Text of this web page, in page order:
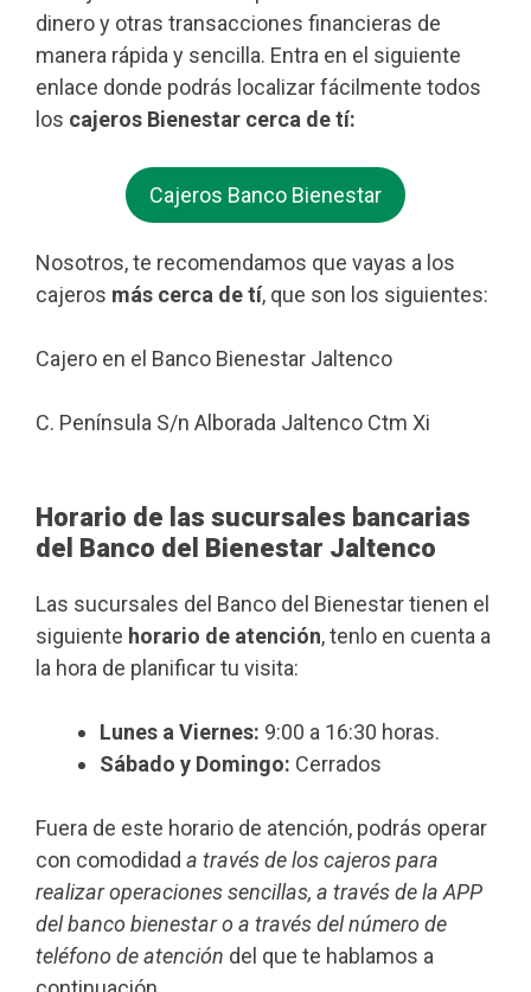
dinero y otras transacciones financieras de
manera rápida y sencilla. Entra en el siguiente
enlace donde podrás localizar fácilmente todos
los cajeros Bienestar cerca de tí:
Cajeros Banco Bienestar
Nosotros, te recomendamos que vayas a los
cajeros más cerca de tí, que son los siguientes:
Cajero en el Banco Bienestar Jaltenco
C. Península S/n Alborada Jaltenco Ctm Xi
Horario de las sucursales bancarias
del Banco del Bienestar Jaltenco
Las sucursales del Banco del Bienestar tienen el
siguiente horario de atención, tenlo en cuenta a
la hora de planificar tu visita:
Lunes a Viernes: 9:00 a 16:30 horas.
Sábado y Domingo: Cerrados
Fuera de este horario de atención, podrás operar
con comodidad a través de los cajeros para
realizar operaciones sencillas, a través de la APP
del banco bienestar o a través del número de
teléfono de atención del que te hablamos a